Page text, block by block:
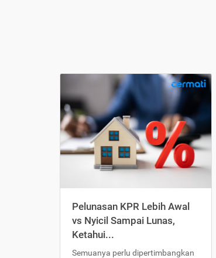
Pelunasan KPR Lebih Awal
vs Nyicil Sampai Lunas,
Ketahui...
Semuanya perlu dipertimbangkan